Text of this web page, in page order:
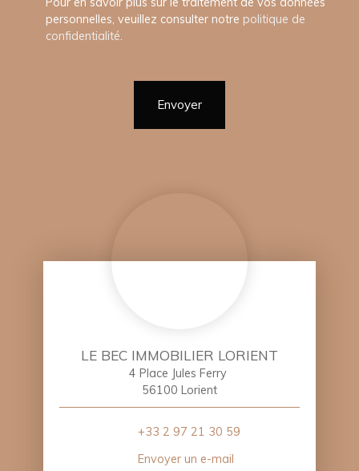
personnelles, veuillez consulter notre politique de
confidentialité.
Envoyer
LE BEC IMMOBILIER LORIENT
4 Place Jules Ferry
56100 Lorient
+33 2 97 21 30 59
Envoyer un e-mail